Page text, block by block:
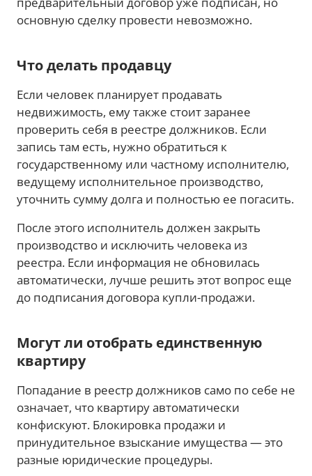
основную сделку провести невозможно.
Что делать продавцу
Если человек планирует продавать
недвижимость, ему также стоит заранее
проверить себя в реестре должников. Если
запись там есть, нужно обратиться к
государственному или частному исполнителю,
ведущему исполнительное производство,
уточнить сумму долга и полностью ее погасить.
После этого исполнитель должен закрыть
производство и исключить человека из
реестра. Если информация не обновилась
автоматически, лучше решить этот вопрос еще
до подписания договора купли-продажи.
Могут ли отобрать единственную
квартиру
Попадание в реестр должников само по себе не
означает, что квартиру автоматически
конфискуют. Блокировка продажи и
принудительное взыскание имущества — это
разные юридические процедуры.